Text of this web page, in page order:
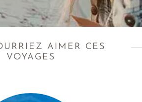
AIMER CES
VOYAGES